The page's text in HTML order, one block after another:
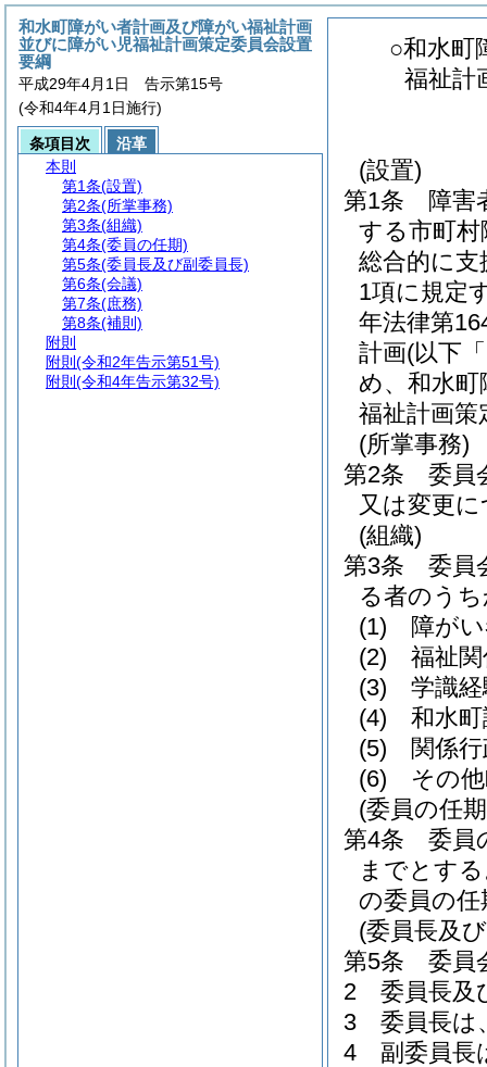
○和水町
福祉計
(設置)
第1条
障害
する市町村
総合的に
1項に規定
年法律第
計画(以下
め、和水
福祉計画策
(所掌事務)
第2条
委員
又は変更
(組織)
第3条
委員
る者のう
(1)
障が
(2)
福祉
(3)
学識
(4)
和水
(5)
関係
(6)
その
(委員の任
第4条
委員
までとす
の委員の
(委員長及
第5条
委員
2
委員長及
3
委員長は
4
副委員長
和水町障がい者計画及び障がい福祉計画
並びに障がい児福祉計画策定委員会設置
要綱
平成29年4月1日 告示第15号
(令和4年4月1日施行)
条項目次
沿革
本則
第1条(設置)
第2条(所掌事務)
第3条(組織)
第4条(委員の任期)
第5条(委員長及び副委員長)
第6条(会議)
第7条(庶務)
第8条(補則)
附則
附則 (令和2年告示第51号)
附則 (令和4年告示第32号)